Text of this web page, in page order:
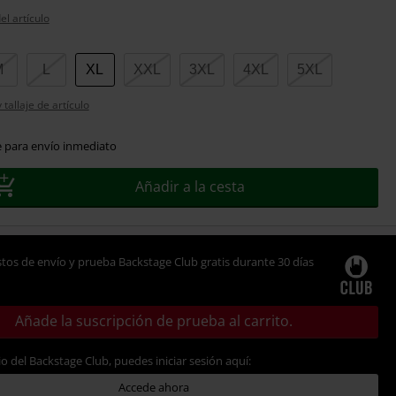
artículo
XL XXL 3XL 4XL 5XL
tallaje de artículo
para envío inmediato
Añadir a la cesta
de envío y prueba Backstage Club gratis durante 30 días
Añade la suscripción de prueba al carrito.
del Backstage Club, puedes iniciar sesión aquí:
Accede ahora